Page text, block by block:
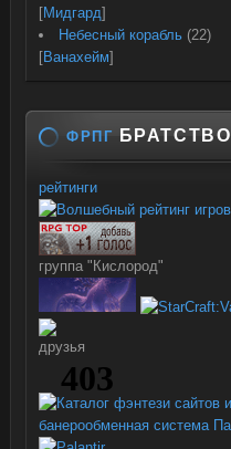
[Мидгард]
Небесный корабль (22)
[Ванахейм]
ФРПГ БРАТСТВО
рейтинги
группа "Кислород"
друзья